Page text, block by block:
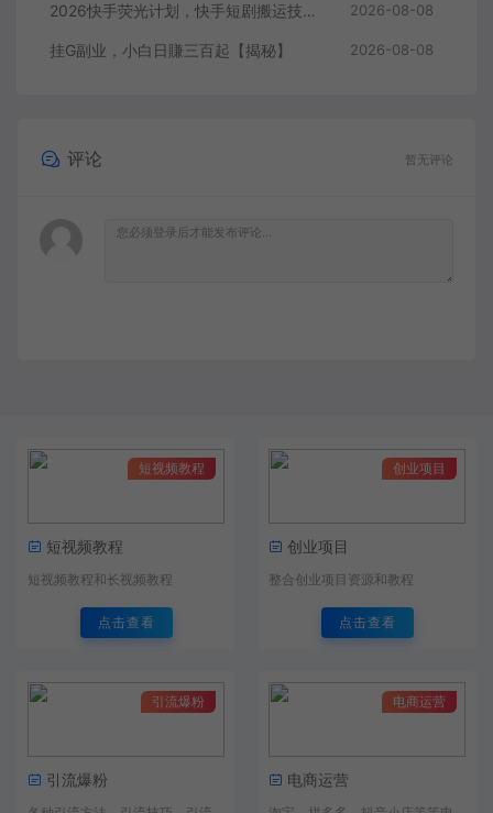
2026快手荧光计划，快手短剧搬运技术，条条过原创，新号和老号0粉都可以做，有播放量就能賺到钱 2026-08-08
挂G副业，小白日賺三百起【揭秘】 2026-08-08
评论 暂无评论
短视频教程
短视频教程
短视频教程和长视频教程
点击查看
创业项目
创业项目
整合创业项目资源和教程
点击查看
引流爆粉
引流爆粉
电商运营
电商运营